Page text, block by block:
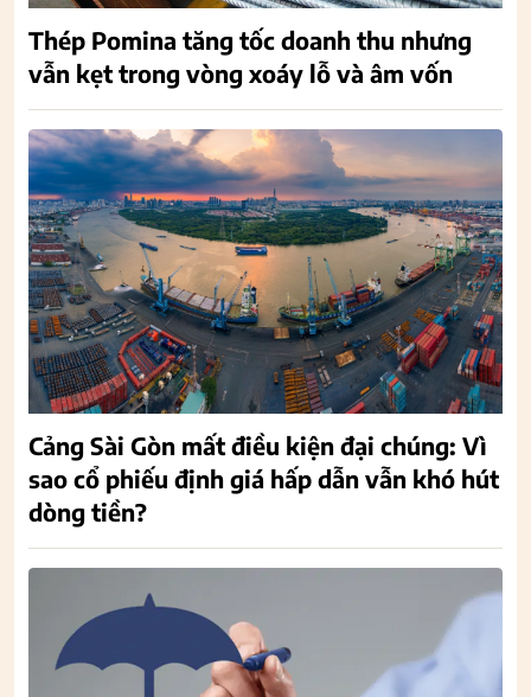
Thép Pomina tăng tốc doanh thu nhưng
vẫn kẹt trong vòng xoáy lỗ và âm vốn
Cảng Sài Gòn mất điều kiện đại chúng: Vì
sao cổ phiếu định giá hấp dẫn vẫn khó hút
dòng tiền?